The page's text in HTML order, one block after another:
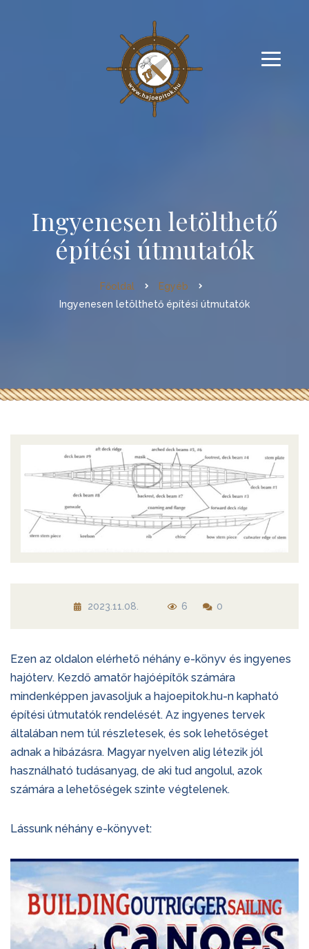
Ingyenesen letölthető
építési útmutatók
Főoldal
Egyéb
Ingyenesen letölthető építési útmutatók
2023.11.08. 6 0
Ezen az oldalon elérhető néhány e-könyv és ingyenes
hajóterv. Kezdő amatőr hajóépítők számára
mindenképpen javasoljuk a hajoepitok.hu-n kapható
építési útmutatók rendelését. Az ingyenes tervek
általában nem túl részletesek, és sok lehetőséget
adnak a hibázásra. Magyar nyelven alig létezik jól
használható tudásanyag, de aki tud angolul, azok
számára a lehetőségek szinte végtelenek.
Lássunk néhány e-könyvet: